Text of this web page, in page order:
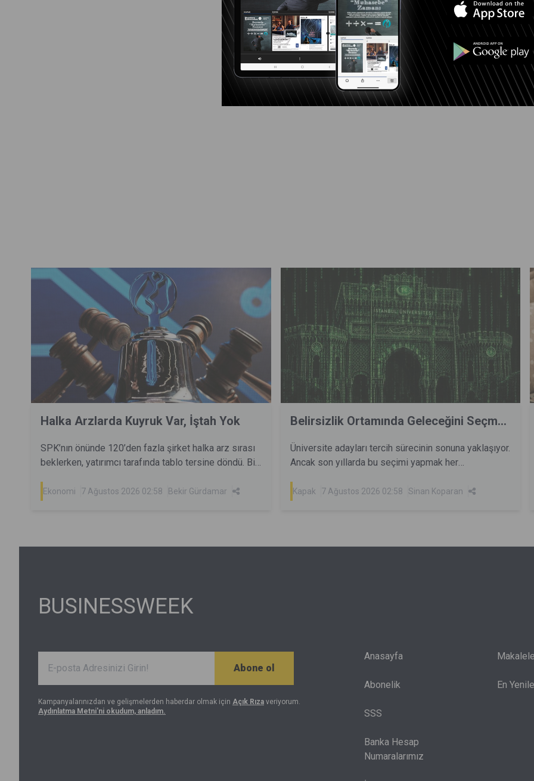
Halka Arzlarda Kuyruk Var, İştah Yok
SPK’nın önünde 120’den fazla şirket halka arz sırası
beklerken, yatırımcı tarafında tablo tersine döndü. Bir
halka arzlar artık eskisi kadar kolay talep toplamıyor.
Ekonomi 7 Ağustos 2026 02:58 Bekir Gürdamar
Belirsizlik Ortamında Geleceğini Seçm...
Üniversite adayları tercih sürecinin sonuna yaklaşıyor.
Ancak son yıllarda bu seçimi yapmak her
bugünün mesleklerini dönüştürürken pek çoğunu da
eğitim alacağı şehri, üniversiteyi ve maddi olanakları
Kapak 7 Ağustos 2026 02:58 Sinan Koparan
BUSINESSWEEK
Abone ol
Kampanyalarınızdan ve gelişmelerden haberdar olmak için Açık Rıza veriyorum.
Aydınlatma Metni'ni okudum, anladım.
Anasayfa
Abonelik
SSS
Banka Hesap
Numaralarımız
En